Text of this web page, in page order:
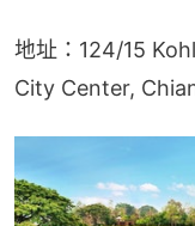
地址：124/15
City Center,